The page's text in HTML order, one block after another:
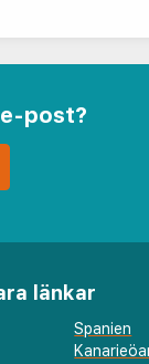
post?
länkar
Spanien